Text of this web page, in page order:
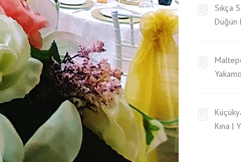
Sıkça
Düğün
Kına |